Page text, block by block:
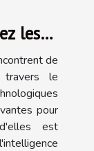
les
de
travers le
pour
est